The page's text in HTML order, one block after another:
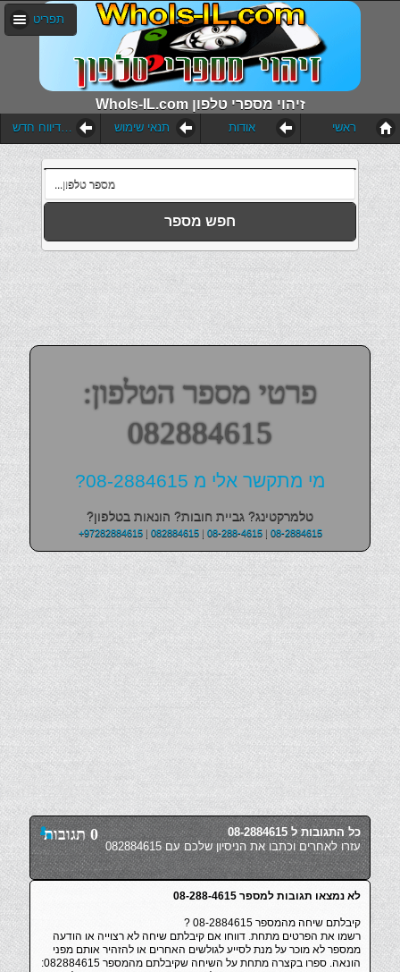
WhoIs-IL.com זיהוי מספרי טלפון
תפריט
הוסף דיווח חדש תנאי שימוש אודות ראשי
חפש מספר
פרטי מספר הטלפון:
082884615
מי מתקשר אלי מ 08-2884615?
טלמרקטינג? גביית חובות? הונאות בטלפון?
+97282884615| 082884615| 08-288-4615| 08-2884615
0 תגובות
כל התגובות ל 08-2884615
עזרו לאחרים וכתבו את הניסיון שלכם עם 082884615
לא נמצאו תגובות למספר 08-288-4615
קיבלתם שיחה מהמספר 08-2884615 ?
רשמו את הפרטים מתחת. דווחו אם קיבלתם שיחה לא רצוייה או הודעה
ממספר לא מוכר על מנת לסייע לגולשים האחרים או להזהיר אותם מפני
הונאה. ספרו בקצרה מתחת על השיחה שקיבלתם מהמספר 082884615: